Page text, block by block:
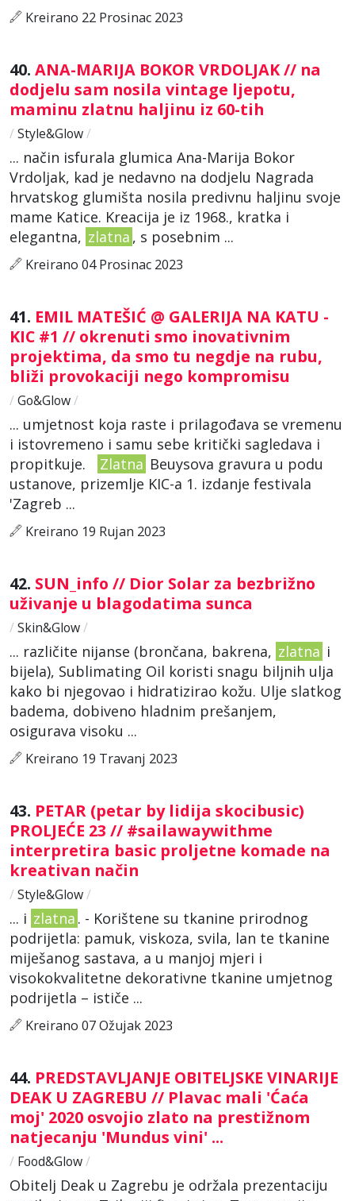
Kreirano 22 Prosinac 2023
40. ANA-MARIJA BOKOR VRDOLJAK // na
dodjelu sam nosila vintage ljepotu,
maminu zlatnu haljinu iz 60-tih
/ Style&Glow/
... način isfurala glumica Ana-Marija Bokor
Vrdoljak, kad je nedavno na dodjelu Nagrada
hrvatskog glumišta nosila predivnu haljinu svoje
mame Katice. Kreacija je iz 1968., kratka i
elegantna, zlatna , s posebnim ...
Kreirano 04 Prosinac 2023
41. EMIL MATEŠIĆ @ GALERIJA NA KATU -
KIC #1 // okrenuti smo inovativnim
projektima, da smo tu negdje na rubu,
bliži provokaciji nego kompromisu
/ Go&Glow/
... umjetnost koja raste i prilagođava se vremenu
i istovremeno i samu sebe kritički sagledava i
propitkuje.
Zlatna Beuysova gravura u podu
ustanove, prizemlje KIC-a 1. izdanje festivala
'Zagreb ...
Kreirano 19 Rujan 2023
42. SUN_info // Dior Solar za bezbrižno
uživanje u blagodatima sunca
/ Skin&Glow/
... različite nijanse (brončana, bakrena, zlatna i
bijela), Sublimating Oil koristi snagu biljnih ulja
kako bi njegovao i hidratizirao kožu. Ulje slatkog
badema, dobiveno hladnim prešanjem,
osigurava visoku ...
Kreirano 19 Travanj 2023
43. PETAR (petar by lidija skocibusic)
PROLJEĆE 23 // #sailawaywithme
interpretira basic proljetne komade na
kreativan način
/ Style&Glow/
... i zlatna . - Korištene su tkanine prirodnog
podrijetla: pamuk, viskoza, svila, lan te tkanine
miješanog sastava, a u manjoj mjeri i
visokokvalitetne dekorativne tkanine umjetnog
podrijetla – ističe ...
Kreirano 07 Ožujak 2023
44. PREDSTAVLJANJE OBITELJSKE VINARIJE
DEAK U ZAGREBU // Plavac mali 'Ćaća
moj' 2020 osvojio zlato na prestižnom
natjecanju 'Mundus vini' ...
/ Food&Glow/
Obitelj Deak u Zagrebu je održala prezentaciju